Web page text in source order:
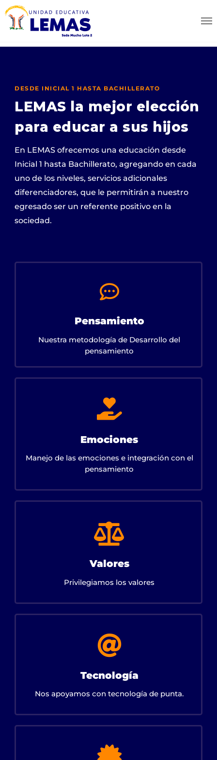
DESDE INICIAL 1 HASTA BACHILLERATO
LEMAS la mejor elección
para educar a sus hijos
En LEMAS ofrecemos una educación desde
Inicial 1 hasta Bachillerato, agregando en cada
uno de los niveles, servicios adicionales
diferenciadores, que le permitirán a nuestro
egresado ser un referente positivo en la
sociedad.
Pensamiento
Nuestra metodología de Desarrollo del
pensamiento
Emociones
Manejo de las emociones e integración con el
pensamiento
Valores
Privilegiamos los valores
Tecnología
Nos apoyamos con tecnología de punta.